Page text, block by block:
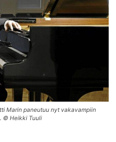
Marin paneutuu nyt vakavampiin
© Heikki Tuuli